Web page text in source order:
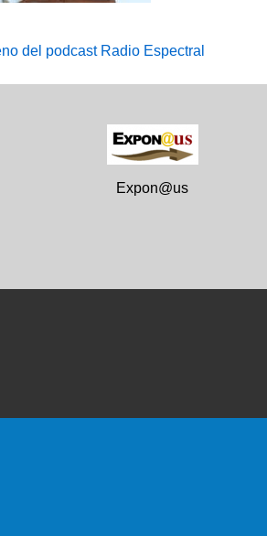
del podcast Radio Espectral
Expon@us